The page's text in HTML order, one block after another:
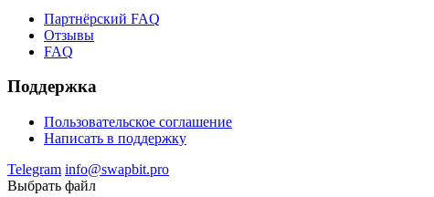
Партнёрский FAQ
Отзывы
FAQ
Поддержка
Пользовательское соглашение
Написать в поддержку
Telegram info@swapbit.pro
Выбрать файл